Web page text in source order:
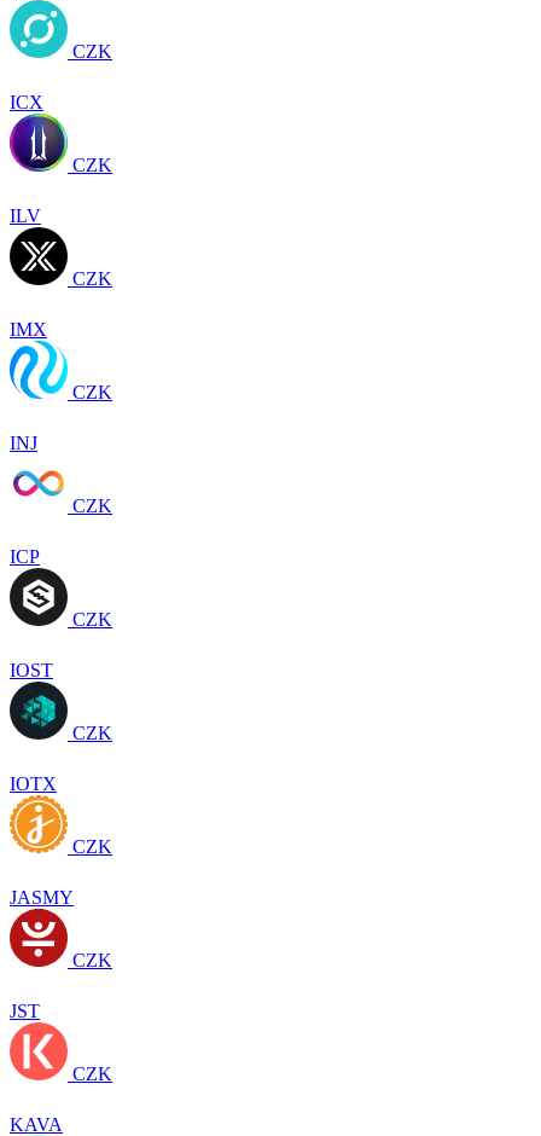
CZK
ICX
CZK
ILV
CZK
IMX
CZK
INJ
CZK
ICP
CZK
IOST
CZK
IOTX
CZK
JASMY
CZK
JST
CZK
KAVA